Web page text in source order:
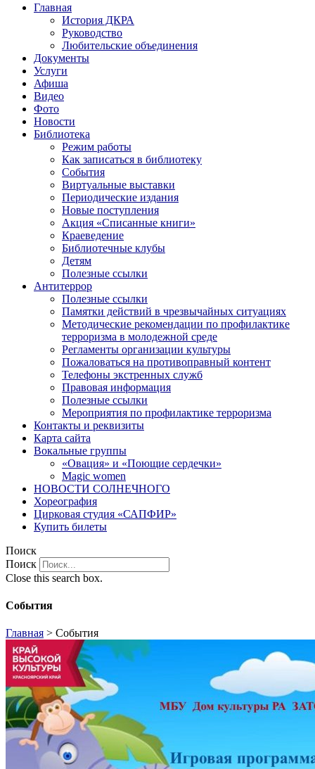
Главная
История ДКРА
Руководство
Любительские объединения
Документы
Услуги
Афиша
Видео
Фото
Новости
Библиотека
Режим работы
Как записаться в библиотеку
События
Виртуальные выставки
Периодические издания
Новые поступления
Акция «Списанные книги»
Краеведение
Библиотечные клубы
Детям
Полезные ссылки
Антитеррор
Полезные ссылки
Памятки действий в чрезвычайных ситуациях
Методические рекомендации по профилактике
терроризма в молодежной среде
Регламенты организации культуры
Пожаловаться на противоправный контент
Телефоны экстренных служб
Правовая информация
Полезные ссылки
Мероприятия по профилактике терроризма
Контакты и реквизиты
Карта сайта
Вокальные группы
«Овация» и «Поющие сердечки»
Magic women
НОВОСТИ СОЛНЕЧНОГО
Хореография
Цирковая студия «САПФИР»
Купить билеты
Поиск
Поиск
Close this search box.
События
Главная > События